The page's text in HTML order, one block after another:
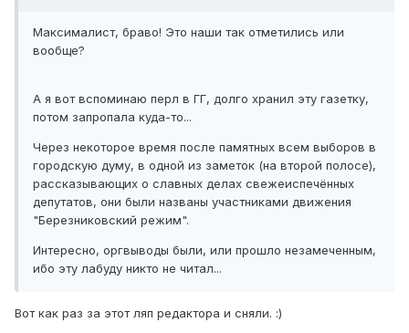
Максималист, браво! Это наши так отметились или
вообще?
А я вот вспоминаю перл в ГГ, долго хранил эту газетку,
потом запропала куда-то...
Через некоторое время после памятных всем выборов в
городскую думу, в одной из заметок (на второй полосе),
рассказывающих о славных делах свежеиспечённых
депутатов, они были названы участниками движения
"Березниковский режим".
Интересно, оргвыводы были, или прошло незамеченным,
ибо эту лабуду никто не читал...
Вот как раз за этот ляп редактора и сняли. :)